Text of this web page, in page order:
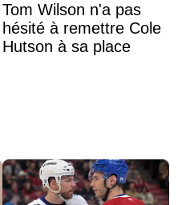
Tom Wilson n'a pas
hésité à remettre Cole
Hutson à sa place